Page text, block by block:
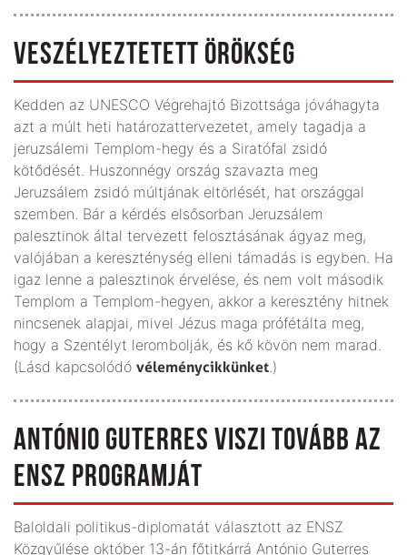
VESZÉLYEZTETETT ÖRÖKSÉG
Kedden az UNESCO Végrehajtó Bizottsága jóváhagyta
azt a múlt heti határozattervezetet, amely tagadja a
jeruzsálemi Templom-hegy és a Siratófal zsidó
kötődését. Huszonnégy ország szavazta meg
Jeruzsálem zsidó múltjának eltörlését, hat országgal
szemben. Bár a kérdés elsősorban Jeruzsálem
palesztinok által tervezett felosztásának ágyaz meg,
valójában a kereszténység elleni támadás is egyben. Ha
igaz lenne a palesztinok érvelése, és nem volt második
Templom a Templom-hegyen, akkor a keresztény hitnek
nincsenek alapjai, mivel Jézus maga prófétálta meg,
hogy a Szentélyt lerombolják, és kő kövön nem marad.
(Lásd kapcsolódó véleménycikkünket .)
ANTÓNIO GUTERRES VISZI TOVÁBB AZ
ENSZ PROGRAMJÁT
Baloldali politikus-diplomatát választott az ENSZ
Közgyűlése október 13-án főtitkárrá António Guterres